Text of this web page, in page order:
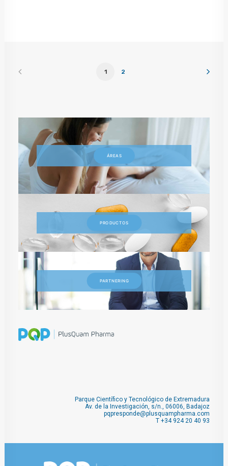
1 2
ÁREAS
PRODUCTOS
PARTNERING
Parque Científico y Tecnológico de Extremadura
Av. de la Investigación, s/n., 06006, Badajoz
pqpresponde@plusquampharma.com
T +34 924 20 40 93